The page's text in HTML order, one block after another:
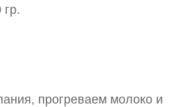
прогреваем молоко и